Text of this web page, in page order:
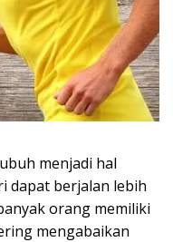
menjadi hal
dapat berjalan lebih
orang memiliki
mengabaikan